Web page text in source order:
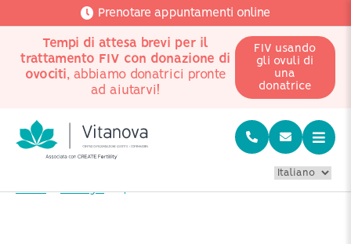
Prenotare appuntamenti online
Tempi di attesa brevi per il
trattamento FIV con donazione di
ovociti, abbiamo donatrici pronte
ad aiutarvi!
FIV usando
gli ovuli di
una
donatrice
Home Patologie Ipertiroidismo e fertilità